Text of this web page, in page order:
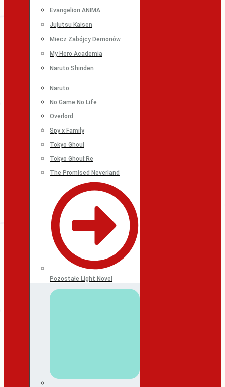
Evangelion ANIMA
Jujutsu Kaisen
Miecz Zabójcy Demonów
My Hero Academia
Naruto Shinden
Naruto
No Game No Life
Overlord
Spy x Family
Tokyo Ghoul
Tokyo Ghoul:Re
The Promised Neverland
Pozostałe Light Novel